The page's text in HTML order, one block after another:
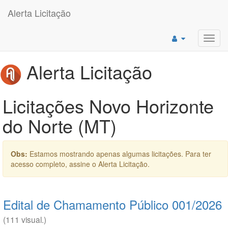
Alerta Licitação
Alerta Licitação
Licitações Novo Horizonte
do Norte (MT)
Obs: Estamos mostrando apenas algumas licitações. Para ter
acesso completo, assine o Alerta Licitação.
Edital de Chamamento Público 001/2026
(111 visual.)